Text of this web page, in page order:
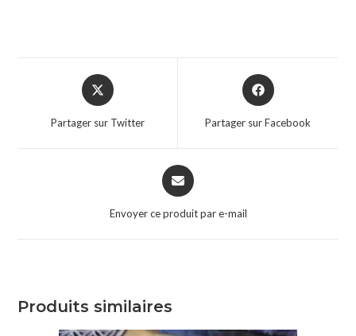
Partager sur Twitter Partager sur Facebook
Envoyer ce produit par e-mail
Produits similaires